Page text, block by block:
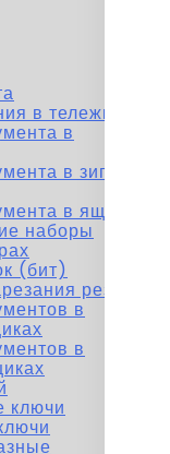
в тележках
в
в зип-
в ящиках
наборы
(бит)
резьбы
в
в
ключи